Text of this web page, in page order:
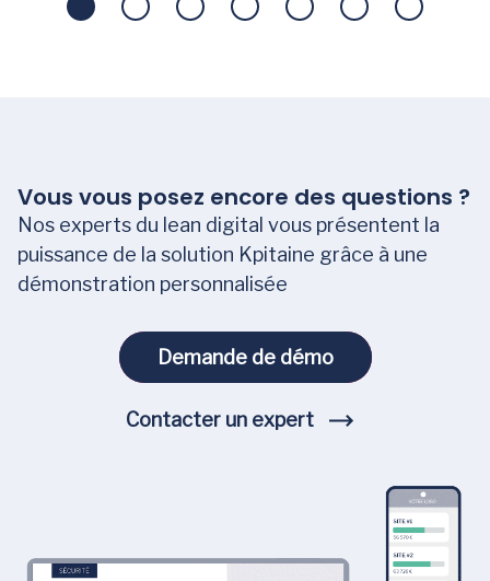
Vous vous posez encore des questions ?
Nos experts du lean digital vous présentent la
puissance de la solution Kpitaine grâce à une
démonstration personnalisée
Demande de démo
Demande de démo
Contacter un expert